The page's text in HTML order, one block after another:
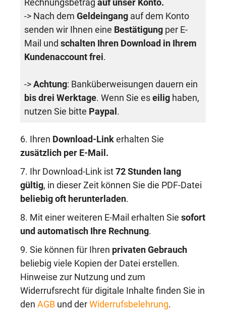
Rechnungsbetrag auf unser Konto.
-> Nach dem Geldeingang auf dem Konto
senden wir Ihnen eine Bestätigung per E-
Mail und schalten Ihren Download in Ihrem
Kundenaccount frei.
-> Achtung: Banküberweisungen dauern ein
bis drei Werktage. Wenn Sie es eilig haben,
nutzen Sie bitte Paypal .
6. Ihren Download-Link erhalten Sie
zusätzlich per E-Mail.
7. Ihr Download-Link ist 72 Stunden lang
gültig, in dieser Zeit können Sie die PDF-Datei
beliebig oft herunterladen.
8. Mit einer weiteren E-Mail erhalten Sie sofort
und automatisch Ihre Rechnung.
9. Sie können für Ihren privaten Gebrauch
beliebig viele Kopien der Datei erstellen.
Hinweise zur Nutzung und zum
Widerrufsrecht für digitale Inhalte finden Sie in
den AGB und der Widerrufsbelehrung.